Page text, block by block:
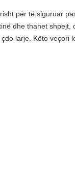
për të siguruar
dhe thahet
larje. Këto veçori